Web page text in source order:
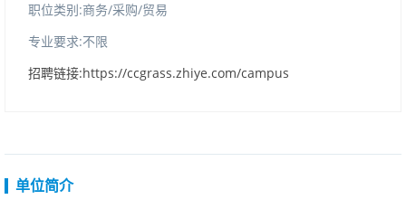
职位类别:商务/采购/贸易
专业要求:不限
招聘链接:https://ccgrass.zhiye.com/campus
单位简介